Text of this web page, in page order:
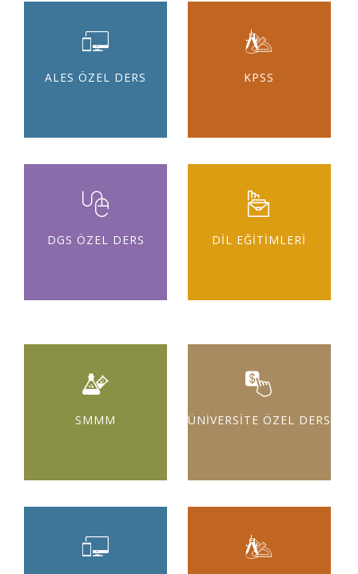
ALES ÖZEL DERS KPSS
DGS ÖZEL DERS DİL EĞİTİMLERİ
SMMM ÜNİVERSİTE ÖZEL DERS